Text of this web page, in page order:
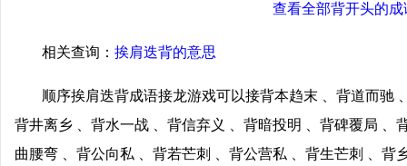
查看全部背开头的成
相关查询： 挨肩迭背的意思
顺序挨肩迭背成语接龙游戏可以接背本趋末 、背道而驰
背井离乡 、背水一战 、背信弃义 、背暗投明 、背碑覆局 、
曲腰弯 、背公向私 、背若芒刺 、背公营私 、背生芒刺 、背